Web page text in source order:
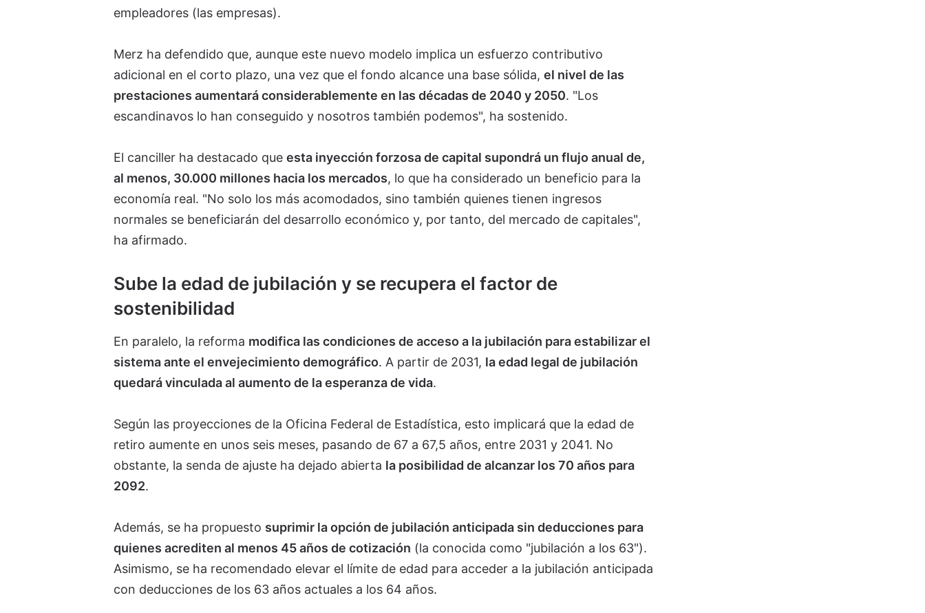
empleadores (las empresas).
Merz ha defendido que, aunque este nuevo modelo implica un esfuerzo contributivo
adicional en el corto plazo, una vez que el fondo alcance una base sólida, el nivel de las
prestaciones aumentará considerablemente en las décadas de 2040 y 2050. "Los
escandinavos lo han conseguido y nosotros también podemos", ha sostenido.
El canciller ha destacado que esta inyección forzosa de capital supondrá un flujo anual de,
al menos, 30.000 millones hacia los mercados, lo que ha considerado un beneficio para la
economía real. "No solo los más acomodados, sino también quienes tienen ingresos
normales se beneficiarán del desarrollo económico y, por tanto, del mercado de capitales",
ha afirmado.
Sube la edad de jubilación y se recupera el factor de
sostenibilidad
En paralelo, la reforma modifica las condiciones de acceso a la jubilación para estabilizar el
sistema ante el envejecimiento demográfico. A partir de 2031, la edad legal de jubilación
quedará vinculada al aumento de la esperanza de vida.
Según las proyecciones de la Oficina Federal de Estadística, esto implicará que la edad de
retiro aumente en unos seis meses, pasando de 67 a 67,5 años, entre 2031 y 2041. No
obstante, la senda de ajuste ha dejado abierta la posibilidad de alcanzar los 70 años para
2092.
Además, se ha propuesto suprimir la opción de jubilación anticipada sin deducciones para
quienes acrediten al menos 45 años de cotización (la conocida como "jubilación a los 63").
Asimismo, se ha recomendado elevar el límite de edad para acceder a la jubilación anticipada
con deducciones de los 63 años actuales a los 64 años.